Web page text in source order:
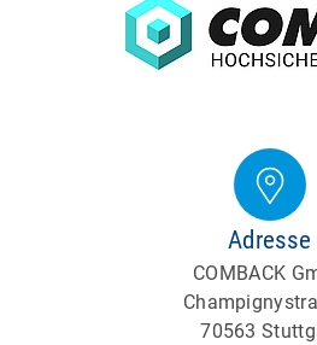
Adresse
COMBACK
70563